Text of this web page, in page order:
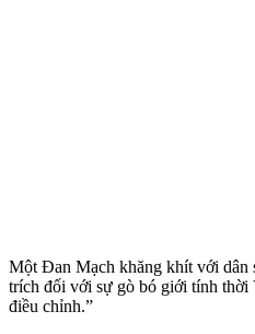
Một Đan Mạch khăng khít với dân
trích đối với sự gò bó giới tính thời
điều chỉnh.”